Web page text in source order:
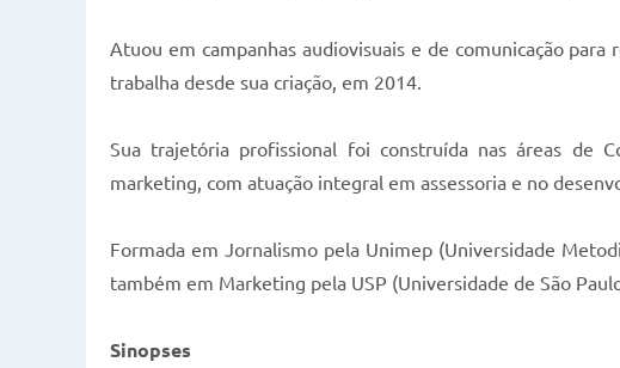
Atuou em campanhas audiovisuais e de comunicação
trabalha desde sua criação, em 2014.
Sua trajetória profissional foi construída nas áreas de
marketing, com atuação integral em assessoria e no
Formada em Jornalismo pela Unimep (Universidade
também em Marketing pela USP (Universidade de São
Sinopses